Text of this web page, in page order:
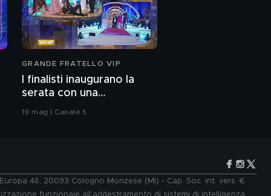
GRANDE FRATELLO VIP
I finalisti inaugurano la
serata con una
coreografia
19 mag | Canale 5
46, 20093 Cologno Monzese (MI) - Cap. Soc. int. vers. €